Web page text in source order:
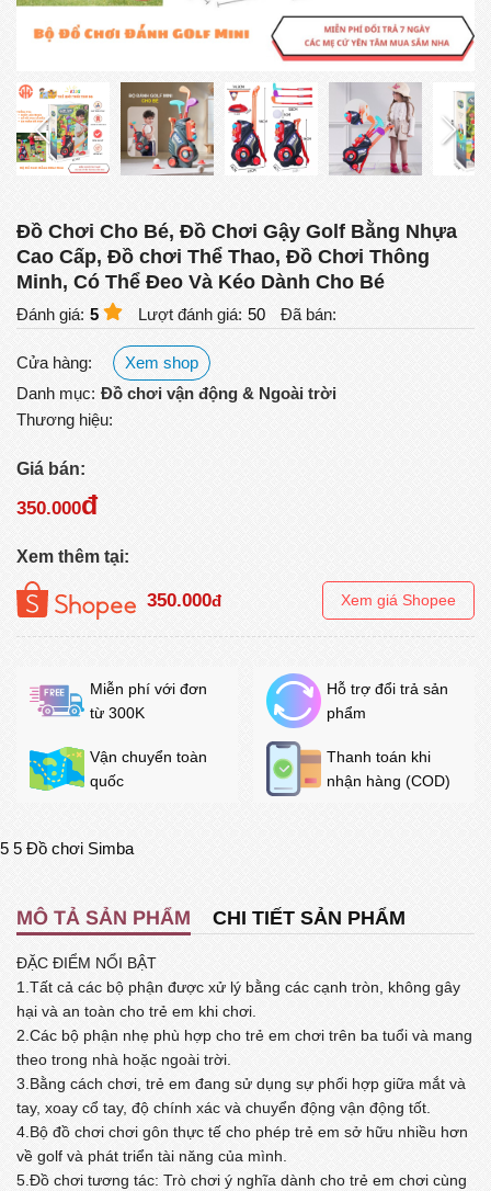
Đồ Chơi Cho Bé, Đồ Chơi Gậy Golf Bằng Nhựa
Cao Cấp, Đồ chơi Thể Thao, Đồ Chơi Thông
Minh, Có Thể Đeo Và Kéo Dành Cho Bé
Đánh giá: 5 Lượt đánh giá: 50 Đã bán:
Cửa hàng:
Xem shop
Danh mục: Đồ chơi vận động & Ngoài trời
Thương hiệu:
Giá bán:
350.000đ
Xem thêm tại:
350.000đ Xem giá Shopee
Miễn phí với đơn
từ 300K
Hỗ trợ đổi trả sản
phẩm
Vận chuyển toàn
quốc
Thanh toán khi
nhận hàng (COD)
5 5 Đồ chơi Simba
MÔ TẢ SẢN PHẨM CHI TIẾT SẢN PHẨM
ĐẶC ĐIỂM NỔI BẬT
1.Tất cả các bộ phận được xử lý bằng các cạnh tròn, không gây
hại và an toàn cho trẻ em khi chơi.
2.Các bộ phận nhẹ phù hợp cho trẻ em chơi trên ba tuổi và mang
theo trong nhà hoặc ngoài trời.
3.Bằng cách chơi, trẻ em đang sử dụng sự phối hợp giữa mắt và
tay, xoay cổ tay, độ chính xác và chuyển động vận động tốt.
4.Bộ đồ chơi chơi gôn thực tế cho phép trẻ em sở hữu nhiều hơn
về golf và phát triển tài năng của mình.
5.Đồ chơi tương tác: Trò chơi ý nghĩa dành cho trẻ em chơi cùng